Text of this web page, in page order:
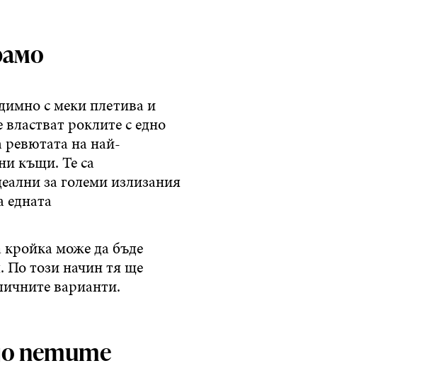
с меки плетива и
роклите с едно
ревютата на най-
къщи. Те са
за големи излизания
кройка може да бъде
По този начин тя ще
варианти.
петите